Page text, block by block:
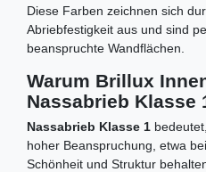
Diese Farben zeichnen sich
Abriebfestigkeit aus und sind
beanspruchte Wandflächen.
Warum Brillux
Nassabrieb Klasse
Nassabrieb Klasse 1
hoher Beanspruchung, etwa
Schönheit und Struktur